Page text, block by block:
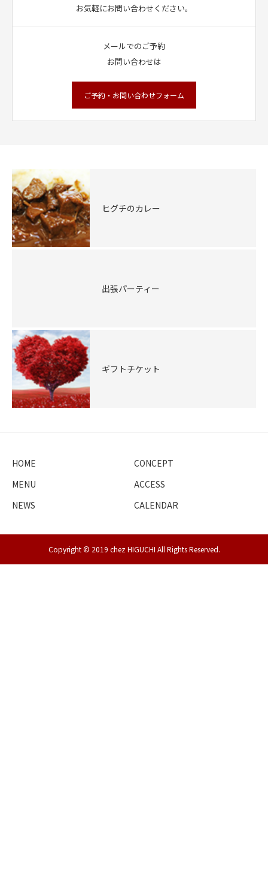
お気軽にお問い合わせください。
メールでのご予約
お問い合わせは
ご予約・お問い合わせフォーム
ヒグチのカレー
出張パーティー
ギフトチケット
HOME
CONCEPT
MENU
ACCESS
NEWS
CALENDAR
Copyright © 2019 chez HIGUCHI All Rights Reserved.